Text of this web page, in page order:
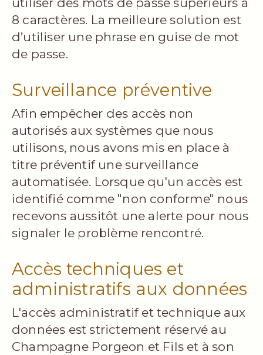
8 caractères. La meilleure solution est
d’utiliser une phrase en guise de mot
de passe.
Surveillance préventive
Afin empêcher des accès non
autorisés aux systèmes que nous
utilisons, nous avons mis en place à
titre préventif une surveillance
automatisée. Lorsque qu'un accès est
identifié comme "non conforme" nous
recevons aussitôt une alerte pour nous
signaler le problème rencontré.
Accès techniques et
administratifs aux données
L'accès administratif et technique aux
données est strictement réservé au
Champagne Porgeon et Fils et à son